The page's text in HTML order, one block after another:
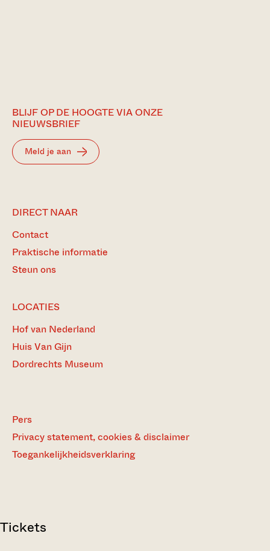
BLIJF OP DE HOOGTE VIA ONZE
NIEUWSBRIEF
Meld je aan
DIRECT NAAR
Contact
Praktische informatie
Steun ons
LOCATIES
Hof van Nederland
Huis Van Gijn
Dordrechts Museum
Pers
Privacy statement, cookies & disclaimer
Toegankelijkheidsverklaring
Tickets